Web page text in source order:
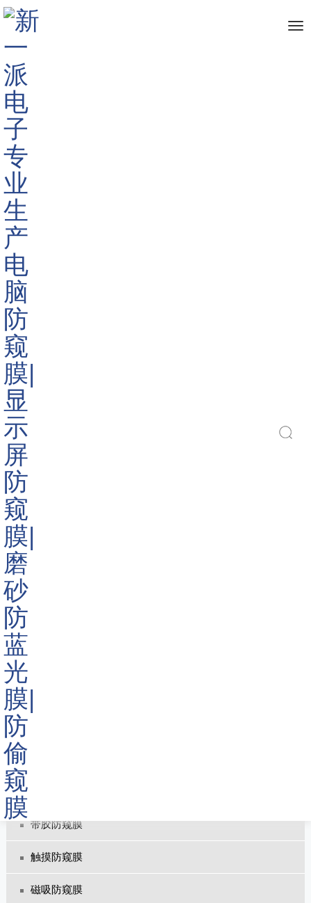
Home
The info about "手机膜"
Published by 深圳市新一派电子有限公司
Do you like ?
搜索
防窥膜
挂式防窥屏
带胶防窥膜
触摸防窥膜
磁吸防窥膜